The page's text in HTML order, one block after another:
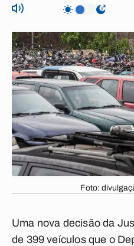
Foto:
Uma nova decisão da
de 399 veículos que o